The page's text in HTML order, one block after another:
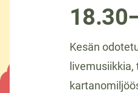
Kesän